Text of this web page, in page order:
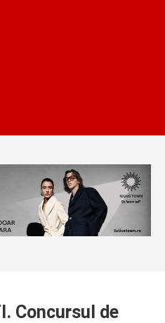
Concursul de